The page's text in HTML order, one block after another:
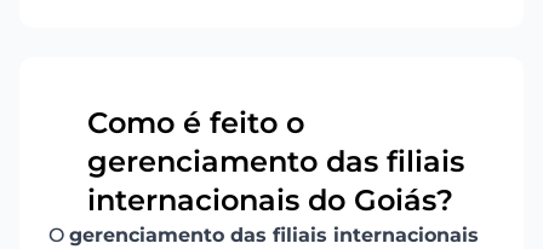
Como é feito o
gerenciamento das filiais
internacionais do Goiás?
O gerenciamento das filiais internacionais